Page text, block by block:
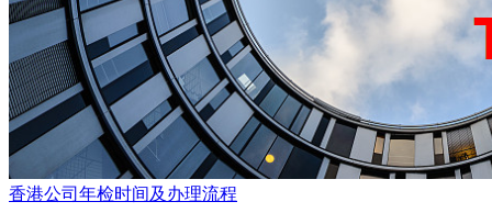
香港公司年检时间及办理流程